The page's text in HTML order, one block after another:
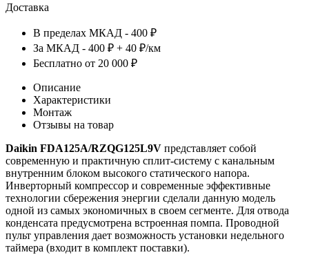
Доставка
В пределах МКАД - 400 ₽
За МКАД - 400 ₽ + 40 ₽/км
Бесплатно от 20 000 ₽
Описание
Характеристики
Монтаж
Отзывы на товар
Daikin FDA125A/RZQG125L9V представляет собой
современную и практичную сплит-систему с канальным
внутренним блоком высокого статического напора.
Инверторный компрессор и современные эффективные
технологии сбережения энергии сделали данную модель
одной из самых экономичных в своем сегменте. Для отвода
конденсата предусмотрена встроенная помпа. Проводной
пульт управления дает возможность установки недельного
таймера (входит в комплект поставки).